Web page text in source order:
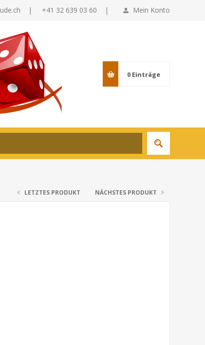
Mein Konto
| +41 32 639 03 60 |
0 Einträge
LETZTES PRODUKT NÄCHSTES PRODUKT